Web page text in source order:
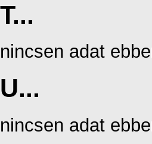
T...
nincsen adat
U...
nincsen adat